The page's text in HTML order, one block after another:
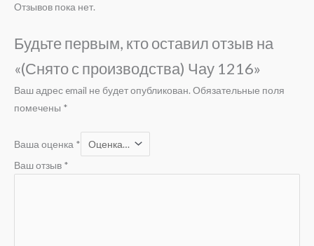
Отзывов пока нет.
Будьте первым, кто оставил отзыв на
«(Снято с производства) Чау 1216»
Ваш адрес email не будет опубликован. Обязательные поля
помечены *
Ваша оценка *
Ваш отзыв *